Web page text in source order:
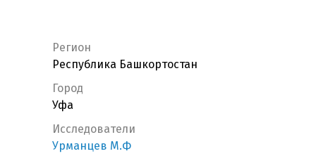
Регион
Республика Башкортостан
Город
Уфа
Исследователи
Урманцев М.Ф